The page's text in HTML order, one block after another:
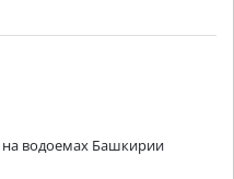
на водоемах Башкирии